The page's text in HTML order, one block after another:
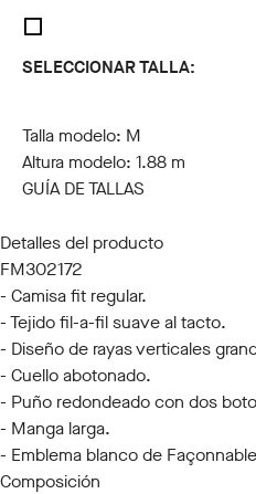
SELECCIONAR TALLA:
Talla modelo: M
Altura modelo: 1.88 m
GUÍA DE TALLAS
Detalles del producto
FM302172
- Camisa fit regular.
- Tejido fil-a-fil suave al tacto.
- Diseño de rayas verticales
- Cuello abotonado.
- Puño redondeado con dos
- Manga larga.
- Emblema blanco de
Composición